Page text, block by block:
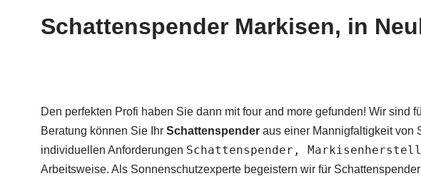
Schattenspender Markisen, in
Den perfekten Profi haben Sie dann mit four and more gefunden! Wir
Beratung können Sie Ihr Schattenspender aus einer Mannigfaltigkeit von
individuellen Anforderungen Schattenspender,
Arbeitsweise. Als Sonnenschutzexperte begeistern wir für